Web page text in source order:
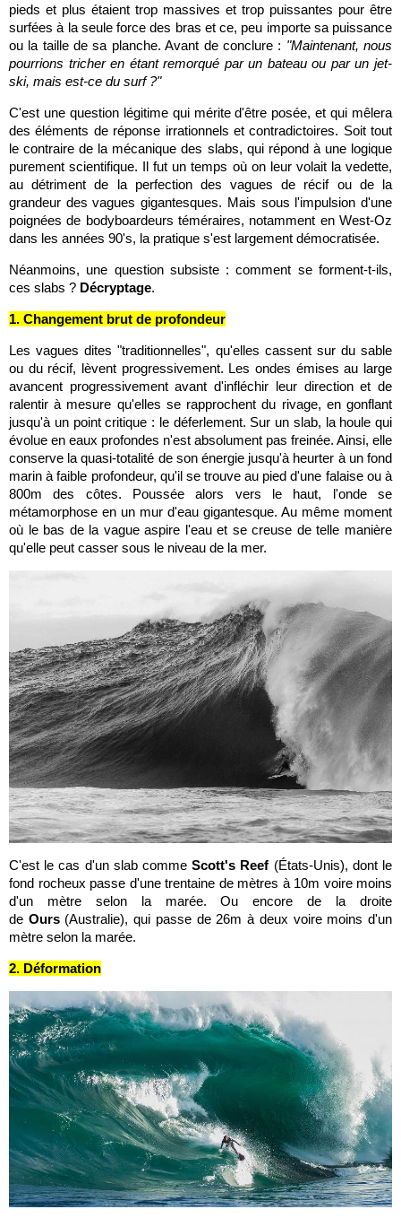
pieds et plus étaient trop massives et trop puissantes pour être
surfées à la seule force des bras et ce, peu importe sa puissance
ou la taille de sa planche. Avant de conclure : "Maintenant, nous
pourrions tricher en étant remorqué par un bateau ou par un jet-
ski, mais est-ce du surf ?"
C'est une question légitime qui mérite d'être posée, et qui mêlera
des éléments de réponse irrationnels et contradictoires. Soit tout
le contraire de la mécanique des slabs, qui répond à une logique
purement scientifique. Il fut un temps où on leur volait la vedette,
au détriment de la perfection des vagues de récif ou de la
grandeur des vagues gigantesques. Mais sous l'impulsion d'une
poignées de bodyboardeurs téméraires, notamment en West-Oz
dans les années 90's, la pratique s'est largement démocratisée.
Néanmoins, une question subsiste : comment se forment-t-ils,
ces slabs ? Décryptage.
1. Changement brut de profondeur
Les vagues dites "traditionnelles", qu'elles cassent sur du sable
ou du récif, lèvent progressivement. Les ondes émises au large
avancent progressivement avant d'infléchir leur direction et de
ralentir à mesure qu'elles se rapprochent du rivage, en gonflant
jusqu'à un point critique : le déferlement. Sur un slab, la houle qui
évolue en eaux profondes n'est absolument pas freinée. Ainsi, elle
conserve la quasi-totalité de son énergie jusqu'à heurter à un fond
marin à faible profondeur, qu'il se trouve au pied d'une falaise ou à
800m des côtes. Poussée alors vers le haut, l'onde se
métamorphose en un mur d'eau gigantesque. Au même moment
où le bas de la vague aspire l'eau et se creuse de telle manière
qu'elle peut casser sous le niveau de la mer.
C'est le cas d'un slab commeScott's Reef (États-Unis), dont le
fond rocheux passe d'une trentaine de mètres à 10m voire moins
d'un mètre selon la marée. Ou encore de la droite
de Ours(Australie), qui passe de 26m à deux voire moins d'un
mètre selon la marée.
2. Déformation